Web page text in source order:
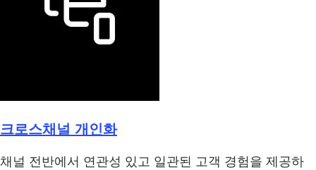
크로스채널 개인화
채널 전반에서 연관성 있고 일관된 고객 경험을 제공하